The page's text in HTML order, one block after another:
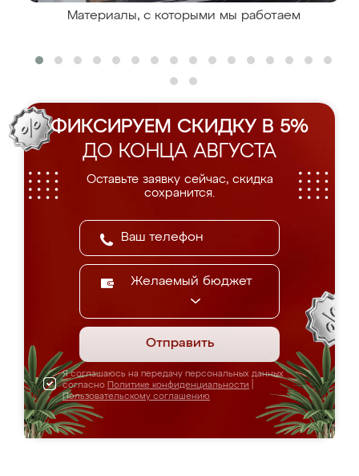
Материалы, с которыми мы работаем
ФИКСИРУЕМ СКИДКУ В 5%
ДО КОНЦА АВГУСТА
Оставьте заявку сейчас, скидка
сохранится.
Желаемый бюджет
Отправить
Я соглашаюсь на передачу персональных данных
согласно Политике конфиденциальности
Пользовательскому соглашению